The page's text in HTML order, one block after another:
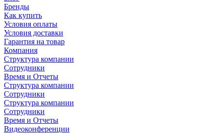
Бренды
Как купить
Условия оплаты
Условия доставки
Гарантия на товар
Компания
Структура компании
Сотрудники
Время и Отчеты
Структура компании
Сотрудники
Структура компании
Сотрудники
Время и Отчеты
Видеоконференции